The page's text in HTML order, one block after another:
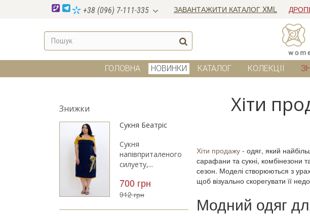
+38 (096) 7-111-335 ЗАВАНТАЖИТИ КАТАЛОГ XML
ГОЛОВНА НОВИНКИ КАТАЛОГ КОЛЕКЦІЇ
Знижки
Сукня Беатріс
Сукня
напівприталеного
силуету,...
700 грн
912 грн
Хіти
Хіти продажу - одяг, який
сарафани та сукні, комбінезони
сезон. Моделі створюються з
щоб візуально скорегувати її
Модний одяг